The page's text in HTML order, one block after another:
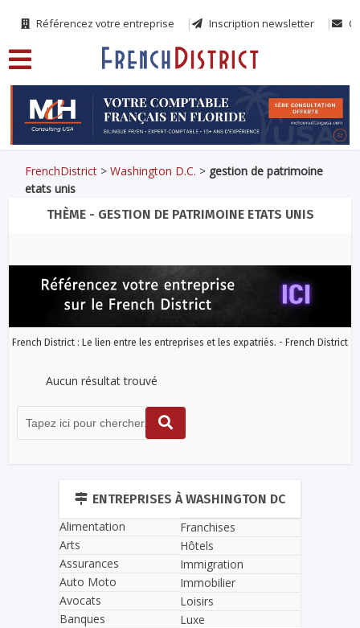
Référencez votre entreprise Inscription newsletter
FrenchDistrict >Washington D.C. > gestion de patrimoine
etats unis
THÈME - GESTION DE PATRIMOINE ETATS UNIS
French District : Le lien entre les entreprises et les expatriés. - French District
Aucun résultat trouvé
ENTREPRISES À WASHINGTON DC
Alimentation
Arts
Assurances
Auto Moto
Avocats
Banques
Franchises
Hôtels
Immigration
Immobilier
Loisirs
Luxe